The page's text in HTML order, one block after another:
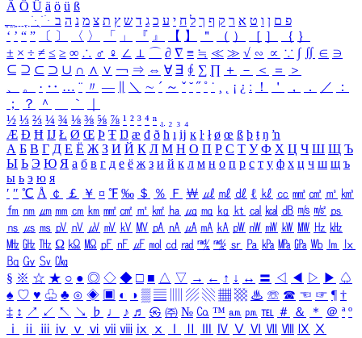
Ä Ö Ü ä ö ü ß
ִֶֹ ֻּ ׁׂ פ ם ן ו ט א ר ק ף ך ל ח י ע כ ג ד ש ץ ת צ מ נ ה ב
‘ ’ “ ” 〔 〕 〈 〉 「 」 『 』 【 】 ＂ （ ） ［ ］ ｛ ｝
± × ÷ ≠ ≤ ≥ ∞ ∴ ♂ ♀ ∠ ⊥ ⌒ ∂ ∇ ≡ ≒ ≪ ≫ √ ∽ ∝ ∵ ∫ ∬ ∈ ∋
⊆ ⊇ ⊂ ⊃ ∪ ∩ ∧ ∨ ￢ ⇒ ⇔ ∀ ∃ ∮ ∑ ∏ ＋ － ＜ ＝
＞
、
。 · ‥ … ¨ 〃 ― ＼ ∼ ´ ～ ˇ ˘ ˝ ˚ ˙ ¸ ¡ ¿ ː ！ ＇ ， ． ／
：
；
？ ＾ ｀
½ ⅓ ⅔ ¼ ¾ ⅛ ⅜ ⅝ ⅞ ¹ ² ³ ⁴ ⁿ ₁ ₂ ₃ ₄
Æ Ð Ħ Ĳ Ł Ø Œ Þ Ŧ Ŋ æ đ ð ħ ı ĳ ĸ ŀ ł ø œ ß þ ŧ ŋ ŉ
А Б В Г Д Е Ё Ж З И Й К Л М Н О П Р С Т У Ф Х Ц Ч Ш Щ Ъ
Ы Ь Э Ю Я а б в г д е ё ж з и й к л м н о п р с т у ф х ц ч ш щ ъ
ы ь э ю я
′ ″ ℃ Å ￠ ￡ ￥ ¤ ℉ ‰ ＄ ％ Ｆ ￦ ㎕ ㎖ ㎗ ℓ ㎘ ㏄ ㎣ ㎤ ㎥ ㎦
㎙ ㎚ ㎛ ㎜ ㎝ ㎞ ㎟ ㎠ ㎡ ㎢ ㏊ ㎍ ㎎ ㎏ ㏏ ㎈ ㎉ ㏈ ㎧ ㎨ ㎰
㎱ ㎲ ㎳ ㎴ ㎵ ㎶ ㎷ ㎸ ㎹ ㎀ ㎁ ㎂ ㎃ ㎄ ㎺ ㎻ ㎽ ㎾ ㎿ ㎐ ㎑
㎒ ㎓ ㎔ Ω ㏀ ㏁ ㎊ ㎋ ㎌ ㏖ ㏅ ㎭ ㎮ ㎯ ㏛ ㎩ ㎪ ㎫ ㎬ ㏝ ㏐
㏓
㏃ ㏉ ㏜ ㏆
§ ※ ☆ ★ ○ ● ◎ ◇ ◆ □ ■ △ ▽ → ← ↑ ↓ ↔ 〓 ◁ ◀ ▷ ▶ ♤
♠ ♡ ♥ ♧ ♣ ⊙ ◈ ▣ ◐ ◑ ▒ ▤ ▨ ▧ ▦ ▩ ♨ ☏ ☎ ☜ ☞ ¶ †
‡ ↕ ↗ ↙ ↖ ↘ ♭ ♩ ♪ ♬ ㉿ ㈜ № ㏇ ™ ㏂ ㏘ ℡ ＃ ＆ ＊ ＠ ª º
ⅰ
ⅱ ⅲ ⅳ ⅴ ⅵ ⅶ ⅷ ⅸ ⅹ Ⅳ Ⅴ Ⅵ Ⅶ Ⅷ Ⅸ Ⅹ